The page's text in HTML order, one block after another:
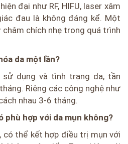
đại như RF, HIFU, laser xâm
đau là không đáng kể. Một
chích nhẹ trong quá trình
da một lần?
sử dụng và tình trạng da, tần
Riêng các công nghệ như
nhau 3-6 tháng.
phù hợp với da mụn không?
có thể kết hợp điều trị mụn với